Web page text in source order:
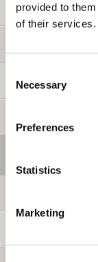
provided to
of their services.
Selection
Necessary
Preferences
Statistics
Marketing
ご利用ガイド
お問い合わせ